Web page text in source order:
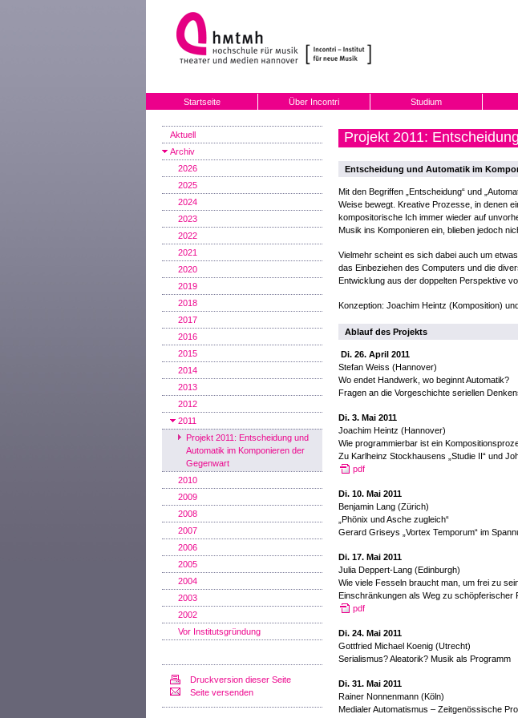
Startseite Über Incontri Studium
Aktuell
Archiv
2026
2025
2024
2023
2022
2021
2020
2019
2018
2017
2016
2015
2014
2013
2012
2011
Projekt 2011: Entscheidung und
Automatik im Komponieren der
Gegenwart
2010
2009
2008
2007
2006
2005
2004
2003
2002
Vor Institutsgründung
Druckversion dieser Seite
Seite versenden
Projekt 2011:
Entscheidung und Automatik im
Mit den Begriffen „Entscheidung“ und
Weise bewegt. Kreative Prozesse, in denen
kompositorische Ich immer wieder auf
Musik ins Komponieren ein, blieben jedoch
Vielmehr scheint es sich dabei auch um
das Einbeziehen des Computers und die
Entwicklung aus der doppelten Perspektive
Konzeption: Joachim Heintz (Komposition)
Ablauf des Projekts
Di. 26. April 2011
Stefan Weiss (Hannover)
Wo endet Handwerk, wo beginnt Automatik?
Fragen an die Vorgeschichte seriellen
Di. 3. Mai 2011
Joachim Heintz (Hannover)
Wie programmierbar ist ein
Zu Karlheinz Stockhausens „Studie II“ und
pdf
Di. 10. Mai 2011
Benjamin Lang (Zürich)
„Phönix und Asche zugleich“
Gerard Griseys „Vortex Temporum“ im
Di. 17. Mai 2011
Julia Deppert-Lang (Edinburgh)
Wie viele Fesseln braucht man, um frei zu
Einschränkungen als Weg zu schöpferischer
pdf
Di. 24. Mai 2011
Gottfried Michael Koenig (Utrecht)
Serialismus? Aleatorik? Musik als Programm
Di. 31. Mai 2011
Rainer Nonnenmann (Köln)
Medialer Automatismus – Zeitgenössische